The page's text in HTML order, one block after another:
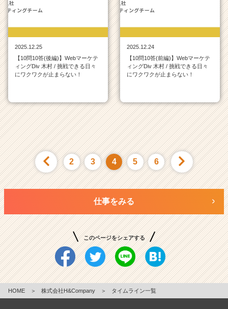
2025.12.25
【10問10答(後編)】Webマーケテ
ィングDiv 木村 / 挑戦できる日々
にワクワクが止まらない！
2025.12.24
【10問10答(前編)】Webマーケテ
ィングDiv 木村 / 挑戦できる日々
にワクワクが止まらない！
2 3 4 5 6
仕事をみる
このページをシェアする
HOME ＞ 株式会社H&Company ＞ タイムライン一覧